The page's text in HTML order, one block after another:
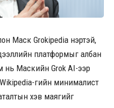
Маск Grokipedia нэртэй,
платформыг албан
нь Маскийн Grok AI-ээр
Wikipedia-гийн минималист
хэв маягийг